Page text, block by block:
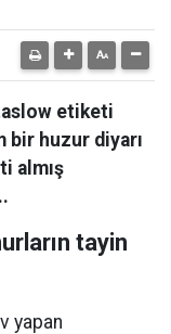
etiketi
bir huzur diyarı
almış
tayin
yapan